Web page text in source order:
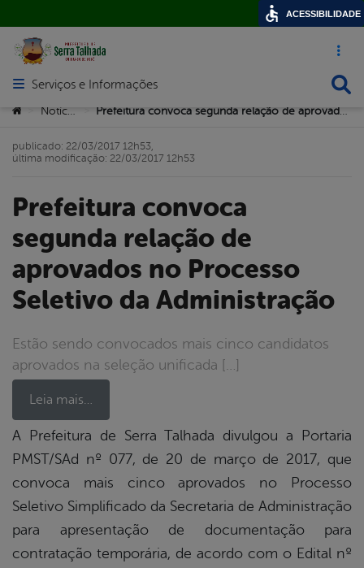
Acesso
Abrir menu principal de navegação
Serviços e Informações
Você está aqui:
> Notícias >
Prefeitura convoca
segunda relação de
aprovados no Processo
Seletivo da Administração
Estão sendo convocados mais cinco candidatos
aprovados na seleção unificada […]
Leia mais…
publicado: 22/03/2017 12h53,
última modificação: 22/03/2017 12h53
A Prefeitura de Serra Talhada divulgou a Portaria
PMST/SAd nº 077, de 20 de março de 2017, que
convoca mais cinco aprovados no Processo
Seletivo Simplificado da Secretaria de Administração
para apresentação de documentação para
contratação temporária, de acordo com o Edital nº
ACESSIBILIDADE